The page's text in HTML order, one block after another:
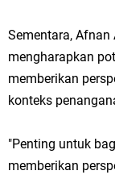
Sementara, Afnan
mengharapkan
memberikan
konteks
"Penting untuk
memberikan